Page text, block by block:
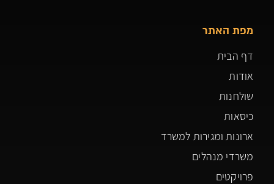
מפת האתר
דף הבית
אודות
שולחנות
כיסאות
ארונות ומגירות למשרד
משרדי מנהלים
פרויקטים